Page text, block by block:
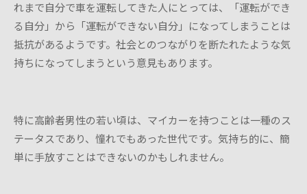
れまで自分で車を運転してきた人にとっては、「運転ができ
る自分」から「運転ができない自分」になってしまうことは
抵抗があるようです。社会とのつながりを断たれたような気
持ちになってしまうという意見もあります。
特に高齢者男性の若い頃は、マイカーを持つことは一種のス
テータスであり、憧れでもあった世代です。気持ち的に、簡
単に手放すことはできないのかもしれません。